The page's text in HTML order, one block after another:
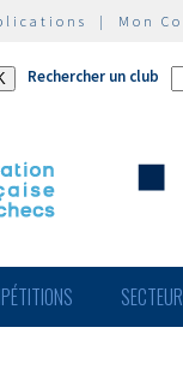
| Mon
Rechercher un club